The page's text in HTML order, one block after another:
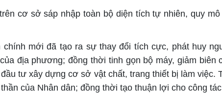
trên cơ sở sáp nhậptoàn bộ diện tích tự nhiên, quy mô
chính mới đã tạo ra sự thay đổi tích cực, phát huy
địa phương; đồng thời tinh gọn bộ máy, giảm
tư xây dựng cơ sở vật chất, trang thiết bị làm việc.
của Nhân dân; đồng thời tạo thuận lợi cho công